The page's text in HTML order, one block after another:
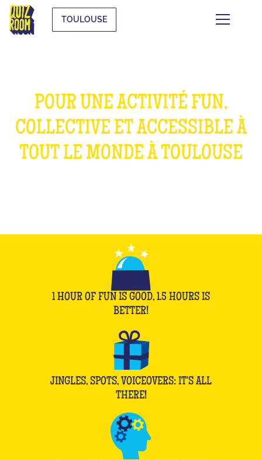
TOULOUSE
POUR UNE ACTIVITÉ FUN,
COLLECTIVE ET ACCESSIBLE À
TOUT LE MONDE À TOULOUSE
1 HOUR OF FUN IS GOOD, 1.5 HOURS IS
BETTER!
JINGLES, SPOTS, VOICEOVERS: IT'S ALL
THERE!